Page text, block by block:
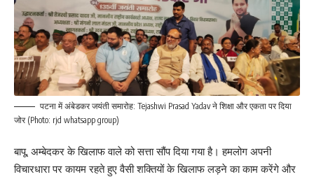
पटना में अंबेडकर जयंती समारोह: Tejashwi Prasad Yadav ने शिक्षा और एकता पर दिया
जोर (Photo: rjd whatsapp group)
बापू, अम्बेदकर के खिलाफ वाले को सत्ता सौंप दिया गया है। हमलोग अपनी
विचारधारा पर कायम रहते हुए वैसी शक्तियों के खिलाफ लड़ने का काम करेंगे और